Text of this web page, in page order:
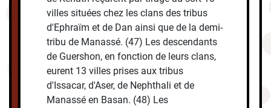
villes situées chez les clans des tribus
d'Ephraïm et de Dan ainsi que de la demi-
tribu de Manassé. (47) Les descendants
de Guershon, en fonction de leurs clans,
eurent 13 villes prises aux tribus
d'Issacar, d'Aser, de Nephthali et de
Manassé en Basan. (48) Les